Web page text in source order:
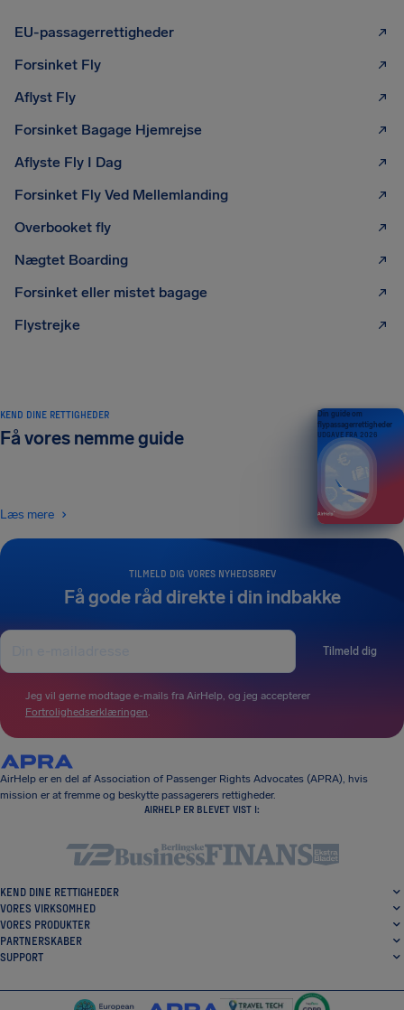
EU-passagerrettigheder
Forsinket Fly
Aflyst Fly
Forsinket Bagage Hjemrejse
Aflyste Fly I Dag
Forsinket Fly Ved Mellemlanding
Overbooket fly
Nægtet Boarding
Forsinket eller mistet bagage
Flystrejke
TILMELD DIG VORES NYHEDSBREV
Få gode råd direkte i din indbakke
Tilmeld dig
Jeg vil gerne modtage e-mails fra AirHelp, og jeg accepterer
Fortrolighedserklæringen.
KEND DINE RETTIGHEDER
Få vores nemme guide
Læs mere
Din guide om
flypassagerrettigheder
UDGAVE FRA 2026
AirHelp er en del af Association of Passenger Rights Advocates (APRA), hvis
mission er at fremme og beskytte passagerers rettigheder.
AIRHELP ER BLEVET VIST I:
KEND DINE RETTIGHEDER
VORES VIRKSOMHED
VORES PRODUKTER
PARTNERSKABER
SUPPORT